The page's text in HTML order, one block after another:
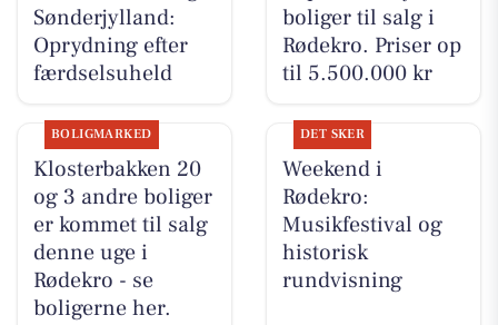
Sønderjylland:
Oprydning efter
færdselsuheld
boliger til salg i
Rødekro. Priser op
til 5.500.000 kr
BOLIGMARKED
Klosterbakken 20
og 3 andre boliger
er kommet til salg
denne uge i
Rødekro - se
boligerne her.
DET SKER
Weekend i
Rødekro:
Musikfestival og
historisk
rundvisning